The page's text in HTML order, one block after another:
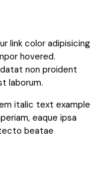
link color adipisicing
hovered.
non proident
laborum.
italic text example
eaque ipsa
beatae